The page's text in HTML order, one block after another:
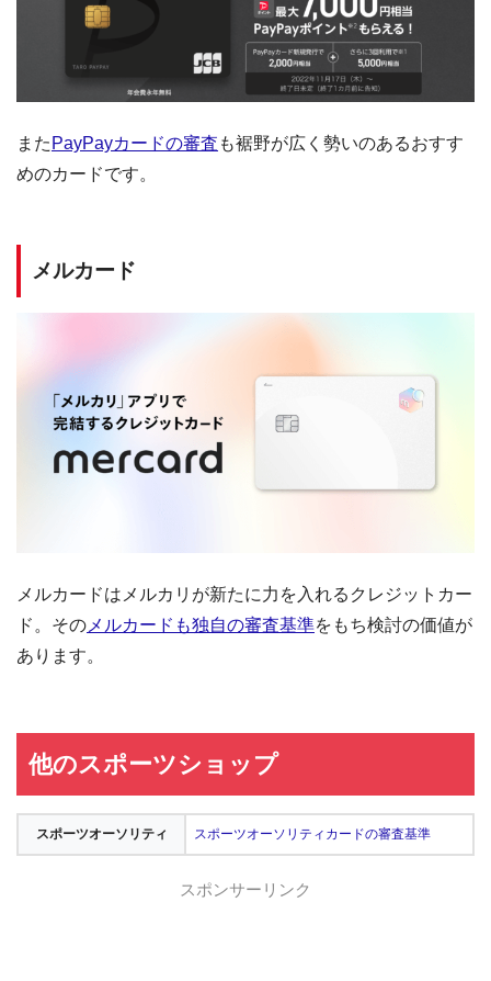
また PayPayカードの審査 も裾野が広く勢いのあるおすす
めのカードです。
メルカード
メルカードはメルカリが新たに力を入れるクレジットカー
ド。その メルカードも独自の審査基準をもち検討の価値が
あります。
他のスポーツショップ
スポーツオーソリティ スポーツオーソリティカードの審査基準
スポンサーリンク